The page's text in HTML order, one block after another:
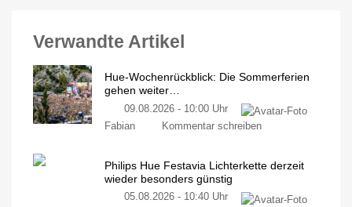
Verwandte Artikel
Hue-Wochenrückblick: Die Sommerferien
gehen weiter…
09.08.2026 - 10:00 Uhr
Fabian
Kommentar schreiben
Philips Hue Festavia Lichterkette derzeit
wieder besonders günstig
05.08.2026 - 10:40 Uhr